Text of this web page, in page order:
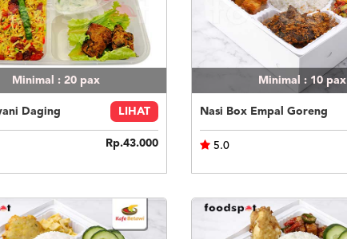
Minimal : 20 pax
Daging LIHAT
Rp.43.000
Minimal : 10 pax
Nasi Box Empal Goreng
5.0